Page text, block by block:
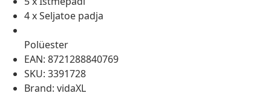
4 x Seljatoe padja
Polüester
EAN: 8721288840769
SKU: 3391728
Brand: vidaXL